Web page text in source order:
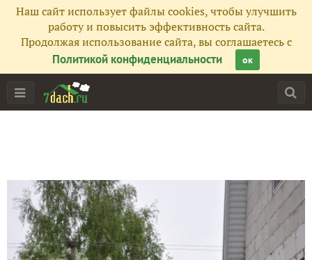
Наш сайт использует файлы cookies, чтобы улучшить
работу и повысить эффективность сайта.
Продолжая использование сайта, вы соглашаетесь с
Политикой конфиденциальности
ок
Все публикации 40
Фото 3
Сейчас обсуждают